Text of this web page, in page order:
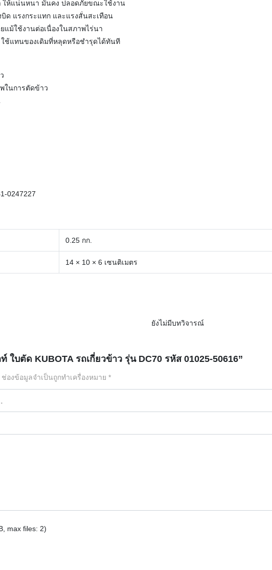
ให้แน่นหนา มั่นคง ปลอดภัยขณะใช้งาน
ด แรงกระแทก และแรงสั่นสะเทือน
แม้ใช้งานต่อเนื่องในสภาพไร่นา
ช้แทนของเดิมที่หลุดหรือชำรุดได้ทันที
ในการตัดข้าว
0247227
0.25 กก.
14 × 10 × 6 เซนติเมตร
ยังไม่มีบทวิจารณ์
บตัด KUBOTA รถเกี่ยวข้าว รุ่น DC70 รหัส 01025-50616”
ช่องข้อมูลจำเป็นถูกทำเครื่องหมาย *
max files: 2)